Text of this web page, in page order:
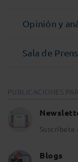
Opinión y
Sala de
PUBLICACIONES
Suscríbete
Blogs